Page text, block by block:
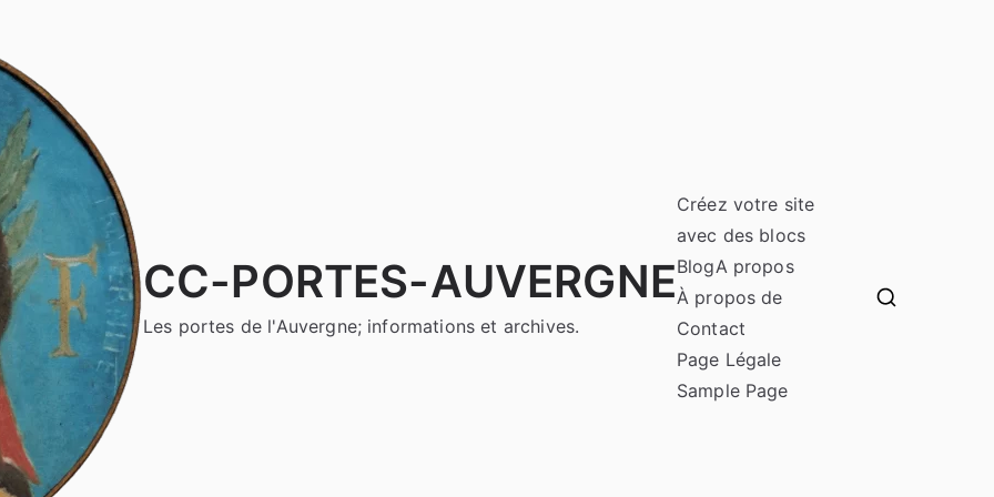
CC-PORTES-AUVERGNE
Les portes de l'Auvergne; informations et archives.
Créez votre site
avec des blocs
BlogA propos
À propos de
Contact
Page Légale
Sample Page